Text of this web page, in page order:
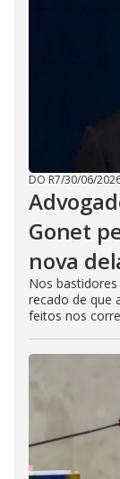
DO R7/30/06/
Gonet
nova
Nos
recado de que
feitos nos